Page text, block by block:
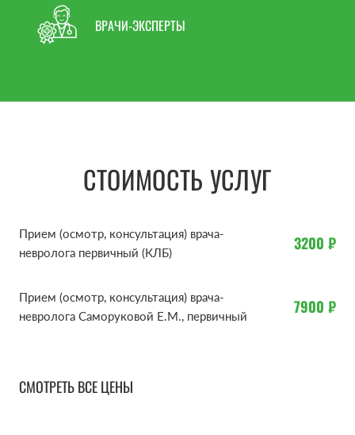
ВРАЧИ-ЭКСПЕРТЫ
СТОИМОСТЬ УСЛУГ
Прием (осмотр, консультация) врача-
невролога первичный (КЛБ)
3200 ₽
Прием (осмотр, консультация) врача-
невролога Саморуковой Е.М., первичный
7900 ₽
СМОТРЕТЬ ВСЕ ЦЕНЫ